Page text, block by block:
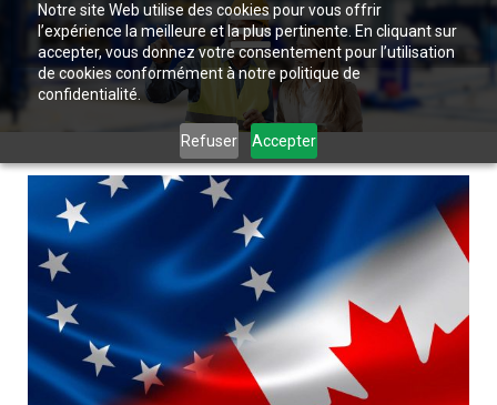
Notre site Web utilise des cookies pour vous offrir
l’expérience la meilleure et la plus pertinente. En cliquant sur
accepter, vous donnez votre consentement pour l’utilisation
de cookies conformément à notre politique de
confidentialité.
Refuser Accepter